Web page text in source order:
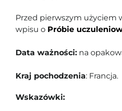
Przed pierwszym użyciem
wpisu o Próbie
Data ważności: na
Kraj pochodzenia: Francja.
Wskazówki: